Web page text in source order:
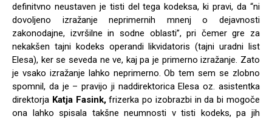
definitvno neustaven je tisti del tega kodeksa, ki pravi, da “ni
dovoljeno izražanje neprimernih mnenj o dejavnosti
zakonodajne, izvršilne in sodne oblasti”, pri čemer gre za
nekakšen tajni kodeks operandi likvidatoris (tajni uradni list
Elesa), ker se seveda ne ve, kaj pa je primerno izražanje. Zato
je vsako izražanje lahko neprimerno. Ob tem sem se zlobno
spomnil, da je – pravijo ji naddirektorica Elesa oz. asistentka
direktorja Katja Fasink,frizerka po izobrazbi in da bi mogoče
ona lahko spisala takšne neumnosti v tisti kodeks, pa jih